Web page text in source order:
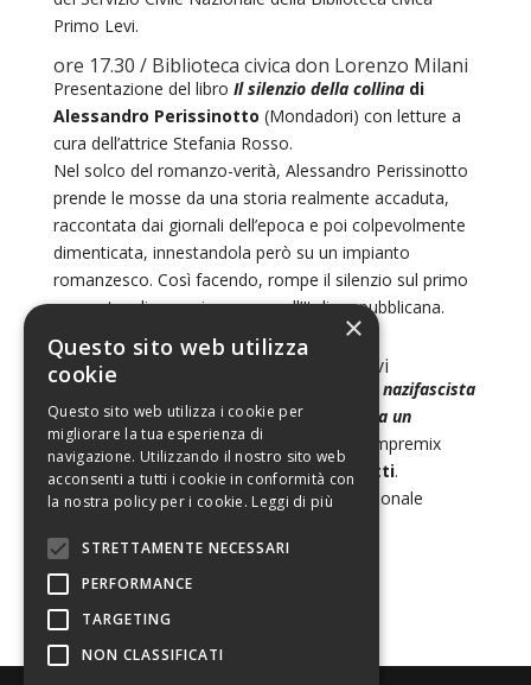
Primo Levi.
ore 17.30 / Biblioteca civica don Lorenzo Milani
Presentazione del libro Il silenzio della collina di
Alessandro Perissinotto (Mondadori) con letture a
cura dell’attrice Stefania Rosso.
Nel solco del romanzo-verità, Alessandro Perissinotto
prende le mosse da una storia realmente accaduta,
raccontata dai giornali dell’epoca e poi colpevolmente
dimenticata, innestandola però su un impianto
romanzesco. Così facendo, rompe il silenzio sul primo
sequestro di una minorenne nell’Italia repubblicana.
Lunedì 15 aprile
ore 17.30 / Biblioteca civica Primo Levi
Appuntamenti con i “fuorilegge”. Violenza nazifascista
e resistenza in Valle D’Aosta raccontate da un
giovanissimo testimone –protagonista
(Impremix
Edizioni Visual Grafika) di Pier Giorgio Betti.
Andrea Giorgis, docente di Diritto Costituzionale
×
Questo sito web utilizza
cookie
Questo sito web utilizza i cookie per
migliorare la tua esperienza di
navigazione. Utilizzando il nostro sito web
acconsenti a tutti i cookie in conformità con
la nostra policy per i cookie. Leggi di più
STRETTAMENTE NECESSARI
PERFORMANCE
TARGETING
NON CLASSIFICATI